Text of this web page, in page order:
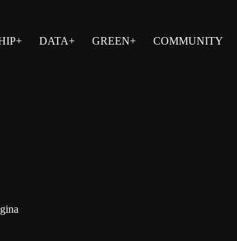
DATA+ GREEN+ COMMUNITY